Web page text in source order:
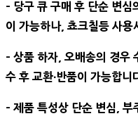
- 당구 큐 구매 후 단순 변심
이 가능하나, 쵸크칠등 사용
- 상품 하자, 오배송의 경우
수 후 교환∙반품이 가능합
- 제품 특성상 단순 변심, 부